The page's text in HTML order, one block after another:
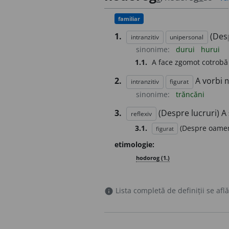
familiar
1. intranzitiv unipersonal
sinonime: durui
hurui
1.1. A face zgomot
2. intranzitiv figurat A vorbi
sinonime: trăncăni
3. reflexiv (Despre lucruri) A
3.1. figurat
(Despre
etimologie:
hodorog (1.)
info Lista completă de definiții se